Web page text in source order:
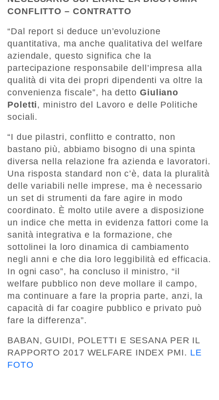
CONFLITTO – CONTRATTO
“Dal report si deduce un’evoluzione
quantitativa, ma anche qualitativa del welfare
aziendale, questo significa che la
partecipazione responsabile dell’impresa alla
qualità di vita dei propri dipendenti va oltre la
convenienza fiscale”, ha detto Giuliano
Poletti, ministro del Lavoro e delle Politiche
sociali.
“I due pilastri, conflitto e contratto, non
bastano più, abbiamo bisogno di una spinta
diversa nella relazione fra azienda e lavoratori.
Una risposta standard non c’è, data la pluralità
delle variabili nelle imprese, ma è necessario
un set di strumenti da fare agire in modo
coordinato. È molto utile avere a disposizione
un indice che metta in evidenza fattori come la
sanità integrativa e la formazione, che
sottolinei la loro dinamica di cambiamento
negli anni e che dia loro leggibilità ed efficacia.
In ogni caso”, ha concluso il ministro, “il
welfare pubblico non deve mollare il campo,
ma continuare a fare la propria parte, anzi, la
capacità di far coagire pubblico e privato può
fare la differenza”.
BABAN, GUIDI, POLETTI E SESANA PER IL
RAPPORTO 2017 WELFARE INDEX PMI. LE
FOTO